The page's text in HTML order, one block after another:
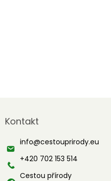
p
t
Kontakt
info@cestouprirody.eu
+420 702 153 514
Cestou přírody